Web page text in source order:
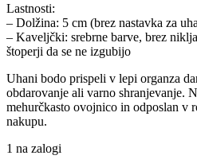
Lastnosti:
– Dolžina: 5 cm (brez nastavka za
– Kaveljčki: srebrne barve, brez
štoperji da se ne izgubijo
Uhani bodo prispeli v lepi organza
obdarovanje ali varno shranjevanje.
mehurčkasto ovojnico in odposlan v
nakupu.
1 na zalogi